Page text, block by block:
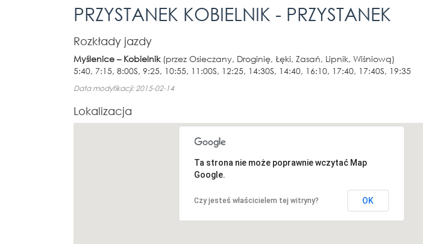
PRZYSTANEK KOBIELNIK - PRZYSTANEK
Rozkłady jazdy
Myślenice – Kobielnik (przez Osieczany, Droginię, Łęki, Zasań, Lipnik, Wiśniową)
5:40, 7:15, 8:00S, 9:25, 10:55, 11:00S, 12:25, 14:30S, 14:40, 16:10, 17:40, 17:40S, 19:35
Data modyfikacji: 2015-02-14
Lokalizacja
Ta strona nie może poprawnie wczytać Map
Google.
Czy jesteś właścicielem tej witryny? OK